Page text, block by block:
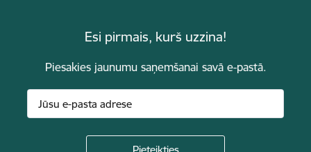
Esi pirmais, kurš uzzina!
Piesakies jaunumu saņemšanai savā e-pastā.